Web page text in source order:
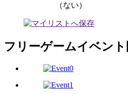
（ない）
フリーゲームイベント